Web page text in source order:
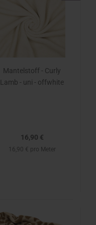
Mantelstoff - Curly
Lamb - uni - offwhite
16,90 €
16,90 € pro Meter